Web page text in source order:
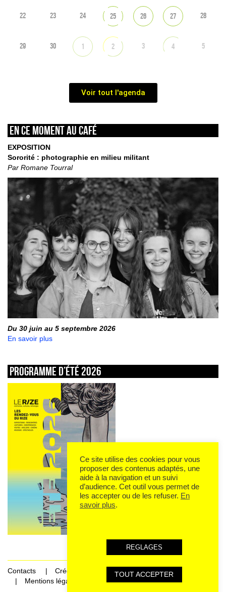
22 23 24 25 26 27 28
29 30 1 2 3 4 5
Voir tout l'agenda
En ce moment au café
EXPOSITION
Sororité : photographie en milieu militant
Par Romane Tourral
Du 30 juin au 5 septembre 2026
En savoir plus
Programme d’été 2026
Contacts
Crédits
Mentions légales et données personnelles
Ce site utilise des cookies pour vous
proposer des contenus adaptés, une
aide à la navigation et un suivi
d’audience. Cet outil vous permet de
les accepter ou de les refuser. En
savoir plus.
REGLAGES
TOUT ACCEPTER